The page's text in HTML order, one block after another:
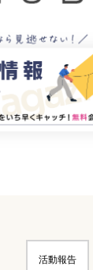
活動報告